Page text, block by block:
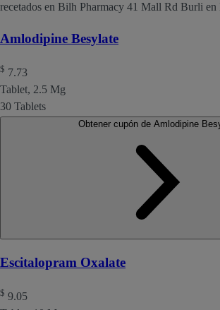
recetados en Bilh Pharmacy 41 Mall Rd Burli en
Amlodipine Besylate
$ 7.73
Tablet, 2.5 Mg
30 Tablets
Escitalopram Oxalate
$ 9.05